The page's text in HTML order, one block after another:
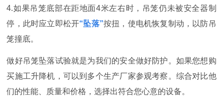
4.如果吊笼底部在距地面4米左右时，吊笼仍未被安全器制
停，此时应立即松开“坠落”按扭，使电机恢复制动，以防吊
笼撞底。
做好吊笼坠落试验就是为我们的安全做好防护。如果您想购
买施工升降机，可以到多个生产厂家参观考察。综合对比他
们的性能、质量和价格，选择出符合您心意的设备。